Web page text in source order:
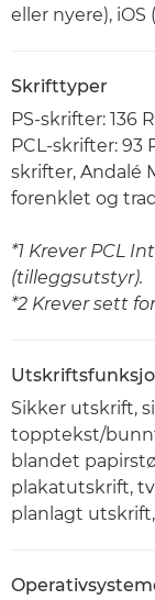
eller nyere), iOS
Skrifttyper
PS-skrifter: 136
PCL-skrifter: 93
skrifter, Andalé
forenklet og
*1 Krever PCL
(tilleggsutstyr).
*2 Krever sett
Sikker utskrift,
topptekst/
blandet
plakatutskrift,
planlagt